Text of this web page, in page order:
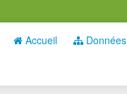
Accueil Données